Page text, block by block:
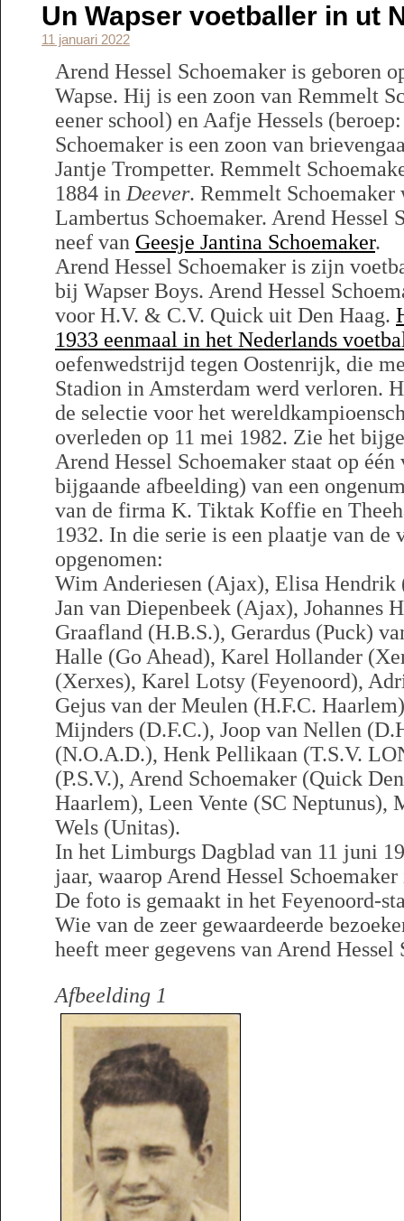
Un Wapser voetballer in ut
11 januari 2022
Arend Hessel Schoemaker is geboren
Wapse. Hij is een zoon van Remmelt
eener school) en Aafje Hessels
Schoemaker is een zoon van
Jantje Trompetter. Remmelt
1884 in Deever. Remmelt Schoemaker
Lambertus Schoemaker. Arend Hessel
neef van Geesje Jantina Schoemaker.
Arend Hessel Schoemaker is zijn
bij Wapser Boys. Arend Hessel
voor H.V. & C.V. Quick uit Den Haag.
1933 eenmaal in het Nederlands
oefenwedstrijd tegen Oostenrijk, die
Stadion in Amsterdam werd verloren.
de selectie voor het
overleden op 11 mei 1982. Zie het
Arend Hessel Schoemaker staat op
bijgaande afbeelding) van een
van de firma K. Tiktak Koffie en
1932. In die serie is een plaatje van de
opgenomen:
Wim Anderiesen (Ajax), Elisa
Jan van Diepenbeek (Ajax), Johannes
Graafland (H.B.S.), Gerardus (Puck)
Halle (Go Ahead), Karel Hollander
(Xerxes), Karel Lotsy (Feyenoord),
Gejus van der Meulen (H.F.C.
Mijnders (D.F.C.), Joop van Nellen
(N.O.A.D.), Henk Pellikaan (T.S.V.
(P.S.V.), Arend Schoemaker (Quick
Haarlem), Leen Vente (SC Neptunus),
Wels (Unitas).
In het Limburgs Dagblad van 11 juni
jaar, waarop Arend Hessel
De foto is gemaakt in het Feyenoord-
Wie van de zeer gewaardeerde
heeft meer gegevens van Arend Hessel
Afbeelding 1